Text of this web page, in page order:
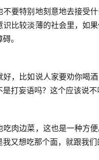
要特别地刻意地去接受
比较淡薄的社会里，如
。
，比如说人家要劝你喝
打妄语吗？这个应该说
吃肉边菜，这也是一种方
又想吃那个面，就跟我们